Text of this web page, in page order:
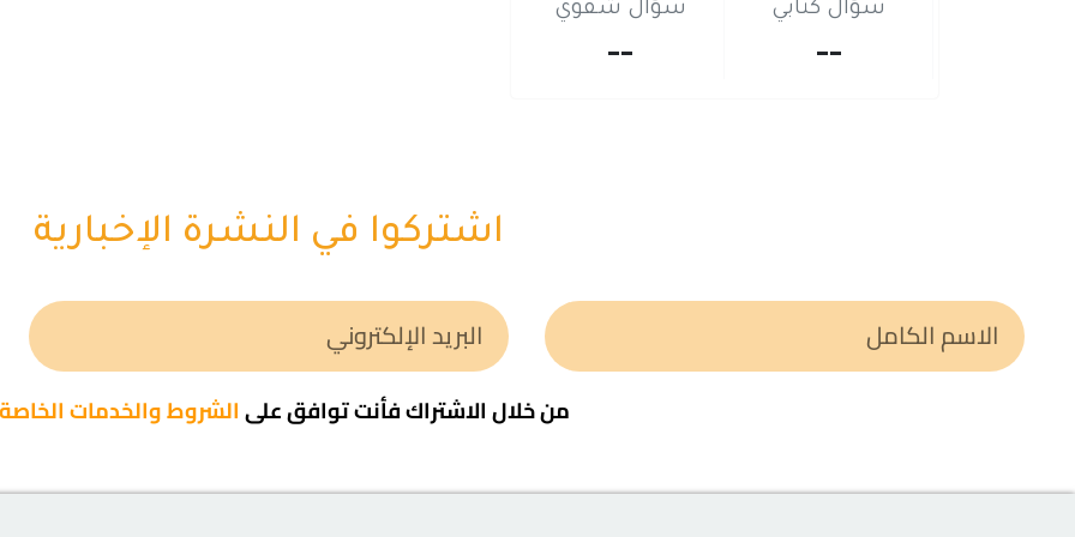
سؤال كتابي
--
سؤال شفوي
--
اشتركوا في النشرة الإخبارية
من خلال الاشتراك فأنت توافق علىالشروط والخدمات الخاصة